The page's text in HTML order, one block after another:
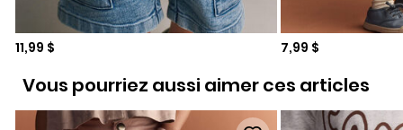
Prix de solde
11,99 $ Prix de solde
7,99 $
Vous pourriez aussi aimer ces articles